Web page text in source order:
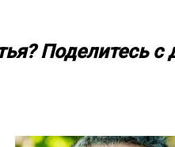
Поделитесь с